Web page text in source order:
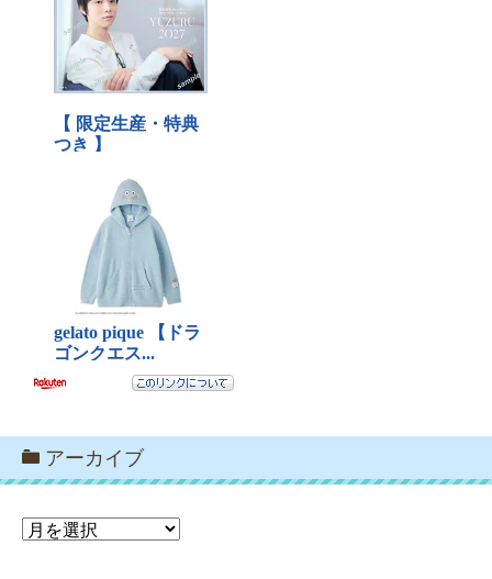
アーカイブ
ア